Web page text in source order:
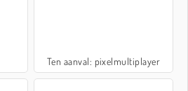
Ten aanval: pixelmultiplayer